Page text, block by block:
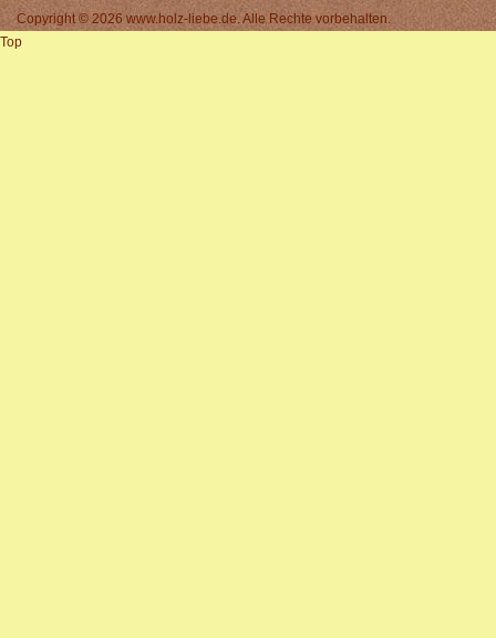
Copyright © 2026 www.holz-liebe.de. Alle Rechte vorbehalten.
Top